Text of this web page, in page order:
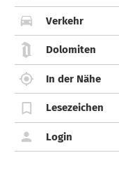
Verkehr
Dolomiten
In der Nähe
Lesezeichen
Login